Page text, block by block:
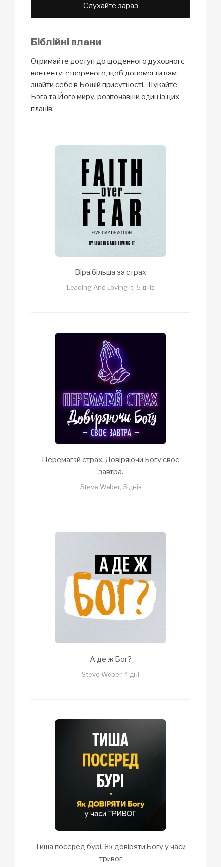
Слухайте зараз
Біблійні плани
Отримайте доступ до щоденного духовного
контенту, створеного, щоб допомогти вам
знайти себе в Божій присутності. Шукайте
Бога та Його миру, розпочавши один із цих
планів:
Віра більша за страх
Leading And Loving It, 5 днів
Перемагай страх. Довіряючи Богу своє
завтра.
Steve Weber, 5 днів
А де ж Бог?
Steve Weber, 4 дні
Тиша посеред бурі. Як довіряти Богу у часи
тривог